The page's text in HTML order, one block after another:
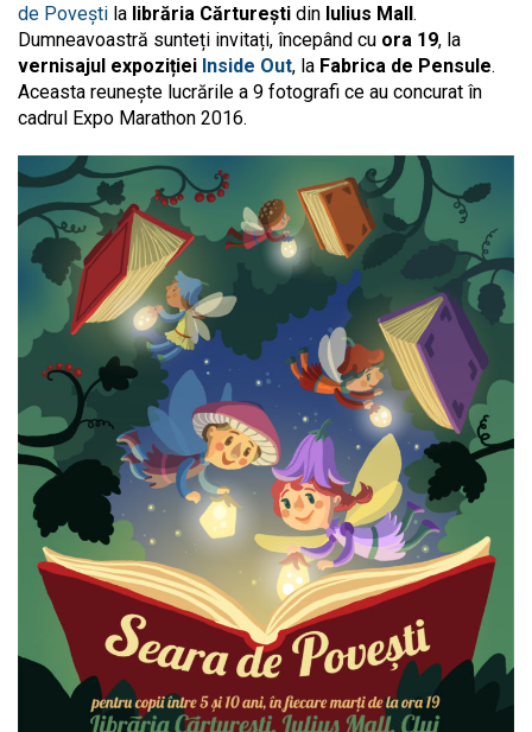
de Povești la librăria Cărturești din Iulius Mall.
Dumneavoastră sunteți invitați, începând cu ora 19, la
vernisajul expoziției Inside Out, la Fabrica de Pensule.
Aceasta reunește lucrările a 9 fotografi ce au concurat în
cadrul Expo Marathon 2016.